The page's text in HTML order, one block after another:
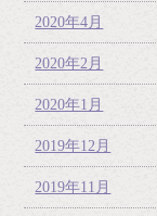
2020年4月
2020年2月
2020年1月
2019年12月
2019年11月